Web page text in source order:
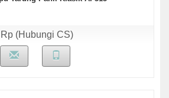
Rp (Hubungi CS)